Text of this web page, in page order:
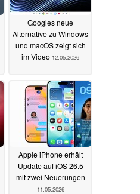
Googles neue
Alternative zu Windows
und macOS zeigt sich
im Video 12.05.2026
Apple iPhone erhält
Update auf iOS 26.5
mit zwei Neuerungen
11.05.2026